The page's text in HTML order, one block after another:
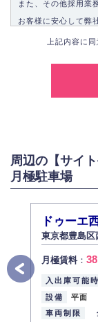
また、その他採用業
お客様に安心して弊
2.個人情報の利用
お問い合わせに対する回答
採用に関する回答、情報の提
弊社は取り扱う個人
適切かつ安全に管理
4.個人情報の第三
法的義務など正当な
情報をご本人の同意
5.個人情報の開示
お客様ご本人から自
上記内容に
周辺の【サイト
月極駐車場
ドゥーエ
東京都豊島区
月極賃料：
入出庫可能
設備
平面
車両制限